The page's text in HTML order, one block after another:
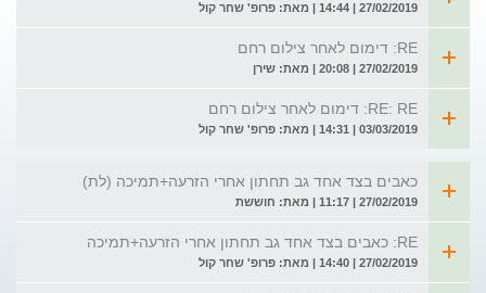
27/02/2019 | 14:44 | מאת: פרופ' שחר קול
RE: דימום לאחר צילום רחם
27/02/2019 | 20:08 | מאת: שירן
RE: RE: דימום לאחר צילום רחם
03/03/2019 | 14:31 | מאת: פרופ' שחר קול
כאבים בצד אחד גב תחתון אחרי הזרעה+תמיכה (לת)
27/02/2019 | 11:17 | מאת: חוששת
RE: כאבים בצד אחד גב תחתון אחרי הזרעה+תמיכה
27/02/2019 | 14:40 | מאת: פרופ' שחר קול